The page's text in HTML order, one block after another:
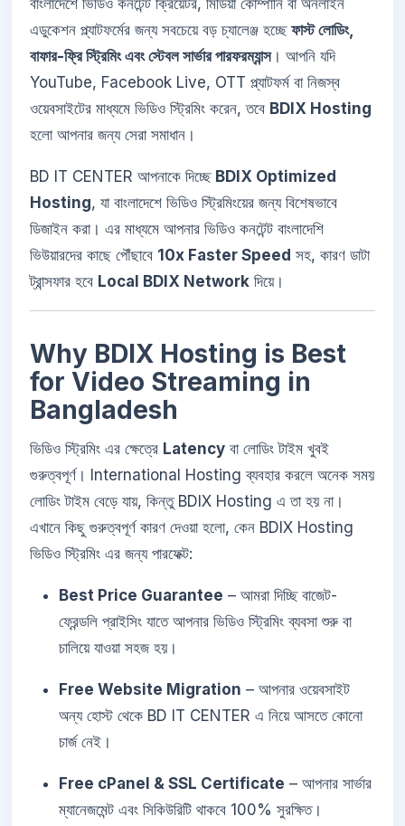
বাংলাদেশে ভিডিও কনটেন্ট ক্রিয়েটর, মিডিয়া কোম্পানি বা অনলাইন
এডুকেশন প্ল্যাটফর্মের জন্য সবচেয়ে বড় চ্যালেঞ্জ হচ্ছে ফাস্ট লোডিং,
বাফার-ফ্রি স্ট্রিমিং এবং স্টেবল সার্ভার পারফরম্যান্স। আপনি যদি
YouTube, Facebook Live, OTT প্ল্যাটফর্ম বা নিজস্ব
ওয়েবসাইটের মাধ্যমে ভিডিও স্ট্রিমিং করেন, তবে BDIX Hosting
হলো আপনার জন্য সেরা সমাধান।
BD IT CENTER আপনাকে দিচ্ছে BDIX Optimized
Hosting, যা বাংলাদেশে ভিডিও স্ট্রিমিংয়ের জন্য বিশেষভাবে
ডিজাইন করা। এর মাধ্যমে আপনার ভিডিও কনটেন্ট বাংলাদেশি
ভিউয়ারদের কাছে পৌঁছাবে 10x Faster Speed সহ, কারণ ডাটা
ট্রান্সফার হবে Local BDIX Network দিয়ে।
Why BDIX Hosting is Best
for Video Streaming in
Bangladesh
ভিডিও স্ট্রিমিং এর ক্ষেত্রে Latency বা লোডিং টাইম খুবই
গুরুত্বপূর্ণ। International Hosting ব্যবহার করলে অনেক সময়
লোডিং টাইম বেড়ে যায়, কিন্তু BDIX Hosting এ তা হয় না।
এখানে কিছু গুরুত্বপূর্ণ কারণ দেওয়া হলো, কেন BDIX Hosting
ভিডিও স্ট্রিমিং এর জন্য পারফেক্ট:
Best Price Guarantee – আমরা দিচ্ছি বাজেট-
ফ্রেন্ডলি প্রাইসিং যাতে আপনার ভিডিও স্ট্রিমিং ব্যবসা শুরু বা
চালিয়ে যাওয়া সহজ হয়।
Free Website Migration – আপনার ওয়েবসাইট
অন্য হোস্ট থেকে BD IT CENTER এ নিয়ে আসতে কোনো
চার্জ নেই।
Free cPanel & SSL Certificate – আপনার সার্ভার
ম্যানেজমেন্ট এবং সিকিউরিটি থাকবে 100% সুরক্ষিত।